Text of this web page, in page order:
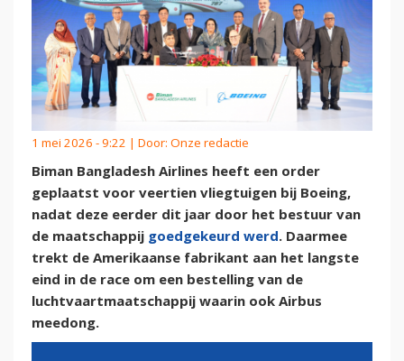
1 mei 2026 - 9:22 | Door: Onze redactie
Biman Bangladesh Airlines heeft een order
geplaatst voor veertien vliegtuigen bij Boeing,
nadat deze eerder dit jaar door het bestuur van
de maatschappij goedgekeurd werd. Daarmee
trekt de Amerikaanse fabrikant aan het langste
eind in de race om een bestelling van de
luchtvaartmaatschappij waarin ook Airbus
meedong.